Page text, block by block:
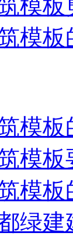
模板
模板
模板
模板
模板
绿建